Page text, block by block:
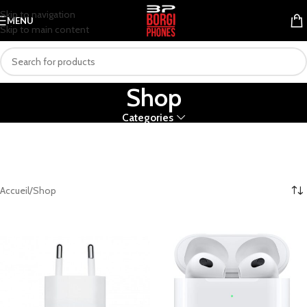
Skip to navigation
Skip to main content
MENU
Shop
Categories
Accueil Shop